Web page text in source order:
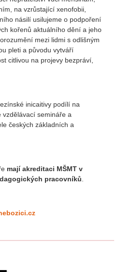
na vzrůstající xenofobii,
násilí usilujeme o podpoření
kořenů aktuálního dění a jeho
mezi lidmi s odlišným
pleti a původu vytváří
citlivou na projevy bezpráví,
inicaitivy podílí na
semináře a
českých základních a
mají akreditaci MŠMT v
pracovníků